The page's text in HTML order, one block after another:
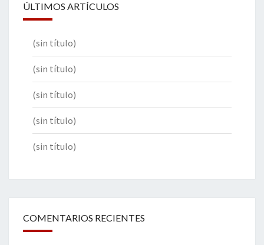
ÚLTIMOS ARTÍCULOS
(sin título)
(sin título)
(sin título)
(sin título)
(sin título)
COMENTARIOS RECIENTES